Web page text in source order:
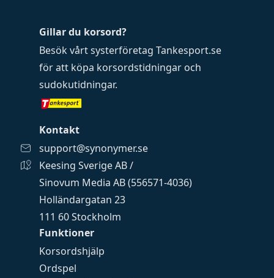
Funktioner
Korsordshjälp
Ordspel
Gillar du korsord?
Besök vårt systerföretag Tankesport.se
för att köpa korsordstidningar och
sudokutidningar.
Kontakt
support@synonymer.se
Keesing Sverige AB /
Sinovum Media AB (556571-4036)
Holländargatan 23
111 60 Stockholm